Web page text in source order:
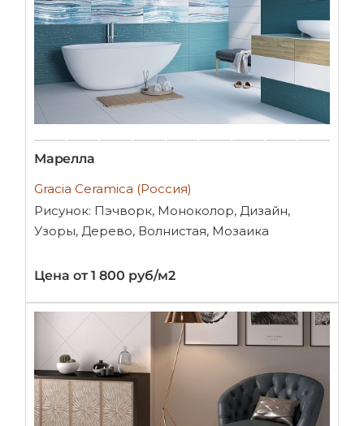
Марелла
Gracia Ceramica (Россия)
Рисунок: Пэчворк, Моноколор, Дизайн,
Узоры, Дерево, Волнистая, Мозаика
Цена от 1 800 руб/м2